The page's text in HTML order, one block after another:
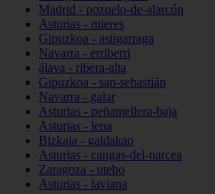
Madrid - pozuelo-de-alarcón
Asturias - mieres
Gipuzkoa - astigarraga
Navarra - erriberri
álava - ribera-alta
Gipuzkoa - san-sebastián
Navarra - galar
Asturias - peñamellera-baja
Asturias - lena
Bizkaia - galdakao
Asturias - cangas-del-narcea
Zaragoza - utebo
Asturias - laviana